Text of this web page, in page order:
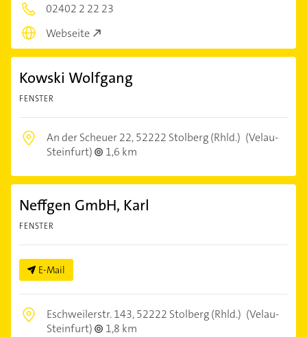
02402 2 22 23
Webseite
Kowski Wolfgang
FENSTER
An der Scheuer 22,52222 Stolberg (Rhld.) (Velau-
Steinfurt)
1,6 km
Neffgen GmbH, Karl
FENSTER
E-Mail
Eschweilerstr. 143,52222 Stolberg (Rhld.) (Velau-
Steinfurt)
1,8 km